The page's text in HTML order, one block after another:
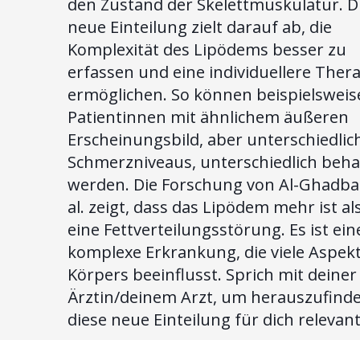
den Zustand der Skelettmuskulatur.
neue Einteilung zielt darauf ab, die
Komplexität des Lipödems besser zu
erfassen und eine individuellere
ermöglichen. So können
Patientinnen mit ähnlichem äußeren
Erscheinungsbild, aber
Schmerzniveaus, unterschiedlich
werden. Die Forschung von Al-
al. zeigt, dass das Lipödem mehr ist
eine Fettverteilungsstörung. Es ist
komplexe Erkrankung, die viele
Körpers beeinflusst. Sprich mit deiner
Ärztin/deinem Arzt, um
diese neue Einteilung für dich